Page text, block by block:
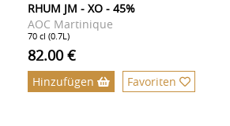
RHUM JM - XO - 45%
AOC Martinique
70 cl (0.7L)
82.00 €
Hinzufügen Favoriten